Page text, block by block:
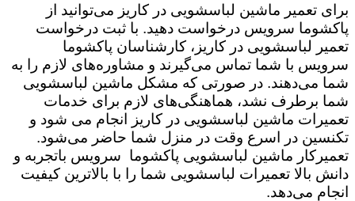
برای تعمیر ماشین لباسشویی در کاریز می‌توانید از
پاکشوما سرویس درخواست دهید. با ثبت درخواست
تعمیر لباسشویی در کاریز، کارشناسان پاکشوما
سرویس با شما تماس می‌گیرند و مشاوره‌های لازم را به
شما می‌دهند. در صورتی که مشکل ماشین لباسشویی
شما برطرف نشد، هماهنگی‌های لازم برای خدمات
تعمیرات ماشین لباسشویی در کاریز انجام می شود و
تکنسین در اسرع وقت در منزل شما حاضر می‌شود.
تعمیرکار ماشین لباسشویی پاکشوما سرویس باتجربه و
دانش بالا تعمیرات لباسشویی شما را با بالاترین کیفیت
انجام می‌دهد.